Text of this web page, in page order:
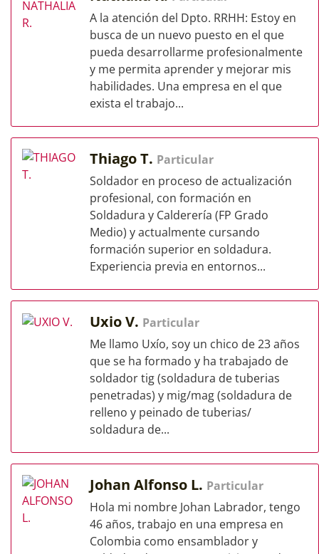
A la atención del Dpto. RRHH: Estoy en
busca de un nuevo puesto en el que
pueda desarrollarme profesionalmente
y me permita aprender y mejorar mis
habilidades. Una empresa en el que
exista el trabajo...
Thiago T. Particular
Soldador en proceso de actualización
profesional, con formación en
Soldadura y Calderería (FP Grado
Medio) y actualmente cursando
formación superior en soldadura.
Experiencia previa en entornos...
Uxio V. Particular
Me llamo Uxío, soy un chico de 23 años
que se ha formado y ha trabajado de
soldador tig (soldadura de tuberias
penetradas) y mig/mag (soldadura de
relleno y peinado de tuberias/
soldadura de...
Johan Alfonso L. Particular
Hola mi nombre Johan Labrador, tengo
46 años, trabajo en una empresa en
Colombia como ensamblador y